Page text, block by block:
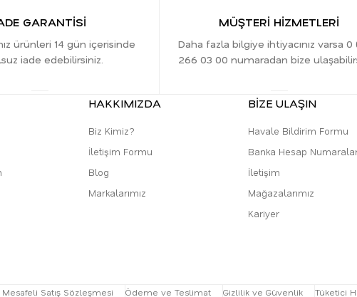
GARANTİSİ
ürünleri 14 gün içerisinde
iade edebilirsiniz.
MÜŞTERİ HİZMETLERİ
Daha fazla bilgiye ihtiyacınız varsa 0
266 03 00 numaradan bize
HAKKIMIZDA
Biz Kimiz?
İletişim Formu
Blog
Markalarımız
BİZE ULAŞIN
Havale Bildirim Formu
Banka Hesap
İletişim
Mağazalarımız
Kariyer
Mesafeli Satış Sözleşmesi Ödeme ve Teslimat Gizlilik ve Güvenlik Tüketici